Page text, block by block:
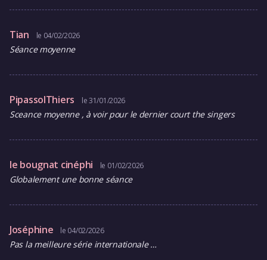
Tian le 04/02/2026
Séance moyenne
PipassolThiers le 31/01/2026
Sceance moyenne , à voir pour le dernier court the singers
le bougnat cinéphi le 01/02/2026
Globalement une bonne séance
Joséphine le 04/02/2026
Pas la meilleure série internationale …